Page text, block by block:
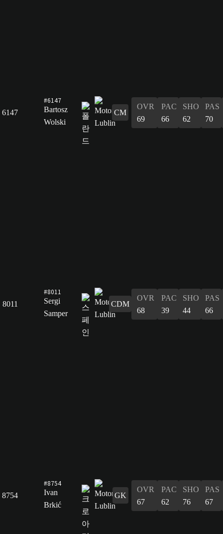
6147
#6147
Bartosz
Wolski
CM
OVR
69
PAC
66
SHO
62
PAS
70
8011
#8011
Sergi
Samper
CDM
OVR
68
PAC
39
SHO
44
PAS
66
8754
#8754
Ivan
Brkić
GK
OVR
67
PAC
62
SHO
76
PAS
67